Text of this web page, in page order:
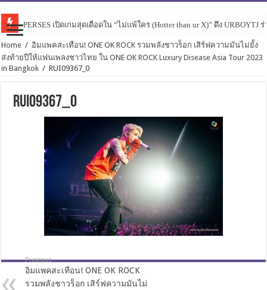
PERSES เปิดเกมสุดเดือดใน “ไม่แพ้ใคร (Hotter than ur X)” ดึง URBOYTJ
Home / อิมแพคสะเทือน! ONE OK ROCK รวมพลังชาวร็อก เสิร์ฟความมันไม่ยั้ง
ส่งท้ายปีให้แฟนเพลงชาวไทย ใน ONE OK ROCK Luxury Disease Asia Tour 2023
in Bangkok / RUI09367_0
RUI09367_0
Previous
อิมแพคสะเทือน! ONE OK ROCK
รวมพลังชาวร็อก เสิร์ฟความมันไม่